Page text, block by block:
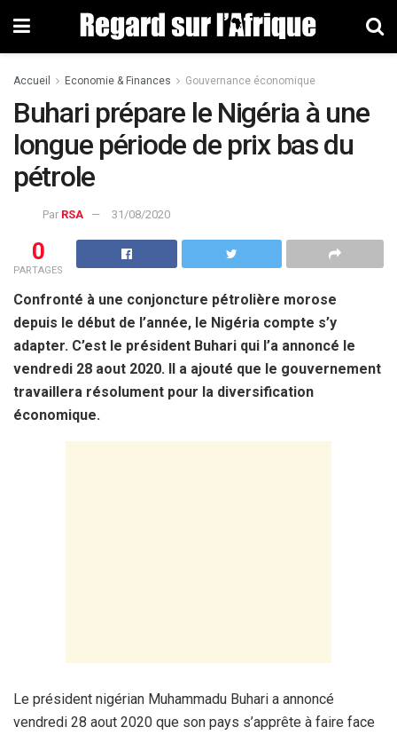
Accueil Economie & Finances Gouvernance économique
Buhari prépare le Nigéria à une
longue période de prix bas du
pétrole
Par RSA 31/08/2020
0
PARTAGES
Confronté à une conjoncture pétrolière morose
depuis le début de l’année, le Nigéria compte s’y
adapter. C’est le président Buhari qui l’a annoncé le
vendredi 28 aout 2020. Il a ajouté que le gouvernement
travaillera résolument pour la diversification
économique.
Le président nigérian Muhammadu Buhari a annoncé
vendredi 28 aout 2020 que son pays s’apprête à faire face